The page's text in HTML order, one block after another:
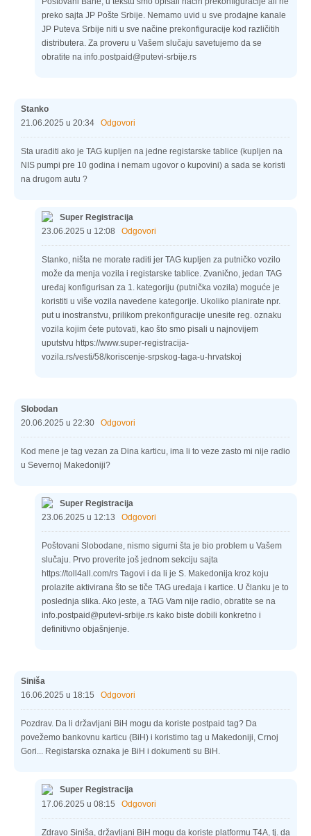
preko sajta JP Pošte Srbije. Nemamo uvid u sve prodajne kanale
JP Puteva Srbije niti u sve načine prekonfiguracije kod različitih
distributera. Za proveru u Vašem slučaju savetujemo da se
obratite na info.postpaid@putevi-srbije.rs
Stanko
21.06.2025 u 20:34 Odgovori
Sta uraditi ako je TAG kupljen na jedne registarske tablice (kupljen na
NIS pumpi pre 10 godina i nemam ugovor o kupovini) a sada se koristi
na drugom autu ?
Super Registracija
23.06.2025 u 12:08 Odgovori
Stanko, ništa ne morate raditi jer TAG kupljen za putničko vozilo
može da menja vozila i registarske tablice. Zvanično, jedan TAG
uređaj konfigurisan za 1. kategoriju (putnička vozila) moguće je
koristiti u više vozila navedene kategorije. Ukoliko planirate npr.
put u inostranstvu, prilikom prekonfiguracije unesite reg. oznaku
vozila kojim ćete putovati, kao što smo pisali u najnovijem
uputstvu https://www.super-registracija-
vozila.rs/vesti/58/koriscenje-srpskog-taga-u-hrvatskoj
Slobodan
20.06.2025 u 22:30 Odgovori
Kod mene je tag vezan za Dina karticu, ima li to veze zasto mi nije radio
u Severnoj Makedoniji?
Super Registracija
23.06.2025 u 12:13 Odgovori
Poštovani Slobodane, nismo sigurni šta je bio problem u Vašem
slučaju. Prvo proverite još jednom sekciju sajta
https://toll4all.com/rs Tagovi i da li je S. Makedonija kroz koju
prolazite aktivirana što se tiče TAG uređaja i kartice. U članku je to
poslednja slika. Ako jeste, a TAG Vam nije radio, obratite se na
info.postpaid@putevi-srbije.rs kako biste dobili konkretno i
definitivno objašnjenje.
Siniša
16.06.2025 u 18:15 Odgovori
Pozdrav. Da li državljani BiH mogu da koriste postpaid tag? Da
povežemo bankovnu karticu (BiH) i koristimo tag u Makedoniji, Crnoj
Gori... Registarska oznaka je BiH i dokumenti su BiH.
Super Registracija
17.06.2025 u 08:15 Odgovori
Zdravo Siniša, državljani BiH mogu da koriste platformu T4A, tj. da